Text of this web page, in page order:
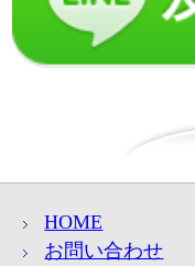
HOME
お問い合わせ